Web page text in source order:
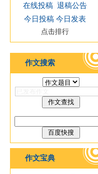
在线投稿 退稿公告
今日投稿 今日发表
点击排行
作文搜索
作文宝典